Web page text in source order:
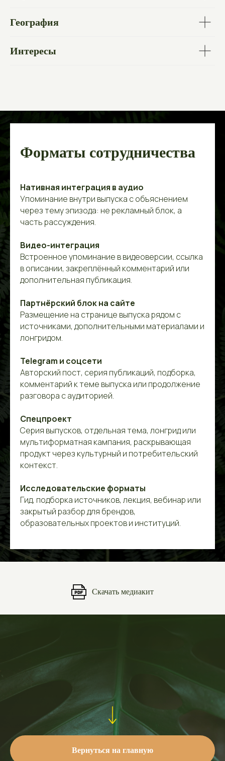
География
Интересы
Форматы сотрудничества
Нативная интеграция в аудио
Упоминание внутри выпуска с объяснением
через тему эпизода: не рекламный блок, а
часть рассуждения.
Видео-интеграция
Встроенное упоминание в видеоверсии, ссылка
в описании, закреплённый комментарий или
дополнительная публикация.
Партнёрский блок на сайте
Размещение на странице выпуска рядом с
источниками, дополнительными материалами и
лонгридом.
Telegram и соцсети
Авторский пост, серия публикаций, подборка,
комментарий к теме выпуска или продолжение
разговора с аудиторией.
Спецпроект
Серия выпусков, отдельная тема, лонгрид или
мультиформатная кампания, раскрывающая
продукт через культурный и потребительский
контекст.
Исследовательские форматы
Гид, подборка источников, лекция, вебинар или
закрытый разбор для брендов,
образовательных проектов и институций.
Скачать медиакит
Вернуться на главную